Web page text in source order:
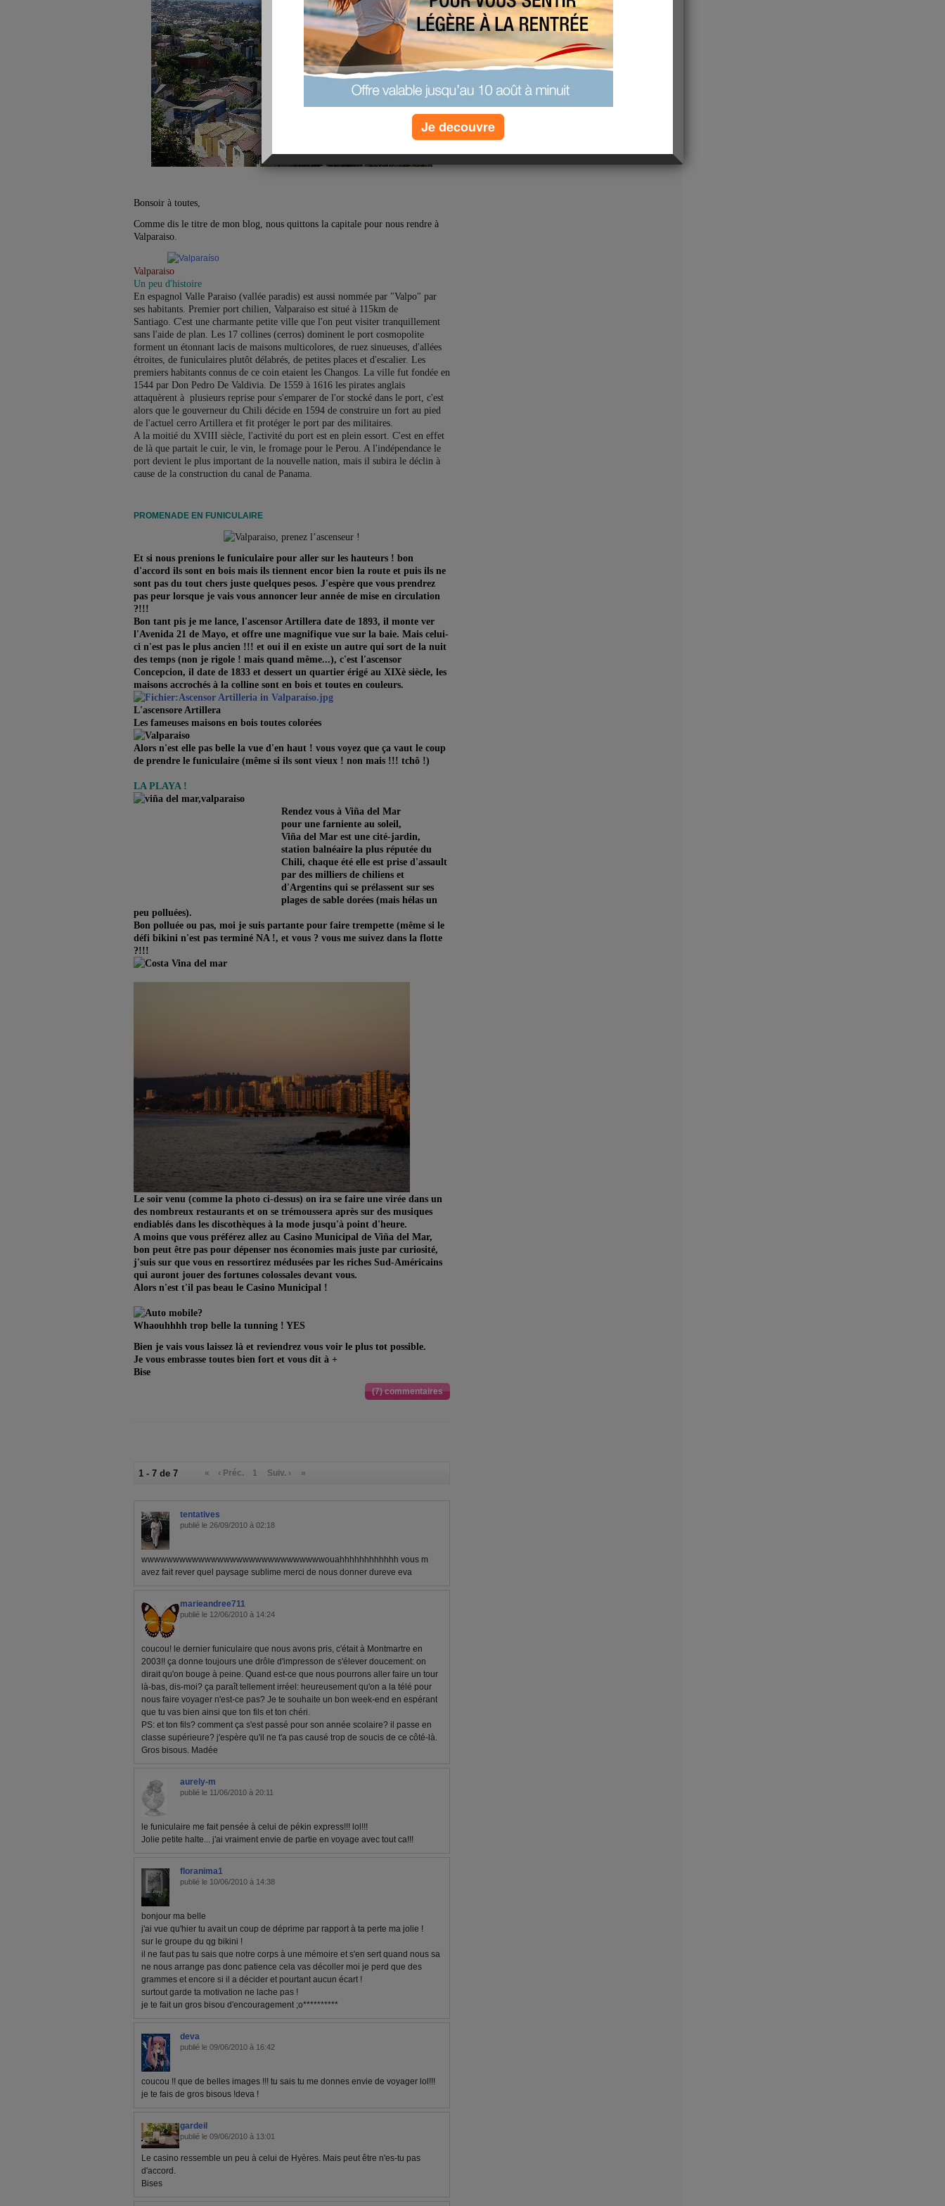
Bonsoir à toutes,
Comme dis le titre de mon blog, nous quittons la capitale pour nous rendre à
Valparaiso.
Valparaiso
Un peu d'histoire
En espagnol Valle Paraiso (vallée paradis) est aussi nommée par "Valpo" par
ses habitants. Premier port chilien, Valparaiso est situé à 115km de
Santiago. C'est une charmante petite ville que l'on peut visiter tranquillement
sans l'aide de plan. Les 17 collines (cerros) dominent le port cosmopolite
forment un étonnant lacis de maisons multicolores, de ruez sinueuses, d'allées
étroites, de funiculaires plutôt délabrés, de petites places et d'escalier. Les
premiers habitants connus de ce coin etaient les Changos. La ville fut fondée en
1544 par Don Pedro De Valdivia. De 1559 à 1616 les pirates anglais
attaquèrent à plusieurs reprise pour s'emparer de l'or stocké dans le port, c'est
alors que le gouverneur du Chili décide en 1594 de construire un fort au pied
de l'actuel cerro Artillera et fit protéger le port par des militaires.
A la moitié du XVIII siècle, l'activité du port est en plein essort. C'est en effet
de là que partait le cuir, le vin, le fromage pour le Perou. A l'indépendance le
port devient le plus important de la nouvelle nation, mais il subira le déclin à
cause de la construction du canal de Panama.
PROMENADE EN FUNICULAIRE
Et si nous prenions le funiculaire pour aller sur les hauteurs ! bon
d'accord ils sont en bois mais ils tiennent encor bien la route et puis ils ne
sont pas du tout chers juste quelques pesos. J'espère que vous prendrez
pas peur lorsque je vais vous annoncer leur année de mise en circulation
?!!!
Bon tant pis je me lance, l'ascensor Artillera date de 1893, il monte ver
l'Avenida 21 de Mayo, et offre une magnifique vue sur la baie. Mais celui-
ci n'est pas le plus ancien !!! et oui il en existe un autre qui sort de la nuit
des temps (non je rigole ! mais quand même...), c'est l'ascensor
Concepcion, il date de 1833 et dessert un quartier érigé au XIXè siècle, les
maisons accrochés à la colline sont en bois et toutes en couleurs.
L'ascensore Artillera
Les fameuses maisons en bois toutes colorées
Alors n'est elle pas belle la vue d'en haut ! vous voyez que ça vaut le coup
de prendre le funiculaire (même si ils sont vieux ! non mais !!! tchô !)
LA PLAYA !
Rendez vous à Viña del Mar
pour une farniente au soleil,
Viña del Mar est une cité-jardin,
station balnéaire la plus réputée du
Chili, chaque été elle est prise d'assault
par des milliers de chiliens et
d'Argentins qui se prélassent sur ses
plages de sable dorées (mais hélas un
peu polluées).
Bon polluée ou pas, moi je suis partante pour faire trempette (même si le
défi bikini n'est pas terminé NA !, et vous ? vous me suivez dans la flotte
?!!!
Le soir venu (comme la photo ci-dessus) on ira se faire une virée dans un
des nombreux restaurants et on se trémoussera après sur des musiques
endiablés dans les discothèques à la mode jusqu'à point d'heure.
A moins que vous préférez allez au Casino Municipal de Viña del Mar,
bon peut être pas pour dépenser nos économies mais juste par curiosité,
j'suis sur que vous en ressortirez médusées par les riches Sud-Américains
qui auront jouer des fortunes colossales devant vous.
Alors n'est t'il pas beau le Casino Municipal !
Whaouhhhh trop belle la tunning ! YES
Bien je vais vous laissez là et reviendrez vous voir le plus tot possible.
Je vous embrasse toutes bien fort et vous dit à +
Bise
(7) commentaires
1 - 7 de 7 « ‹ Préc. 1 Suiv. › »
tentatives
publié le 26/09/2010 à 02:18
wwwwwwwwwwwwwwwwwwwwwwwwwwwwwouahhhhhhhhhhhh vous m
avez fait rever quel paysage sublime merci de nous donner dureve eva
marieandree711
publié le 12/06/2010 à 14:24
coucou! le dernier funiculaire que nous avons pris, c'était à Montmartre en
2003!! ça donne toujours une drôle d'impresson de s'élever doucement: on
dirait qu'on bouge à peine. Quand est-ce que nous pourrons aller faire un tour
là-bas, dis-moi? ça paraît tellement irréel: heureusement qu'on a la télé pour
nous faire voyager n'est-ce pas? Je te souhaite un bon week-end en espérant
que tu vas bien ainsi que ton fils et ton chéri.
PS: et ton fils? comment ça s'est passé pour son année scolaire? il passe en
classe supérieure? j'espère qu'il ne t'a pas causé trop de soucis de ce côté-là.
Gros bisous. Madée
aurely-m
publié le 11/06/2010 à 20:11
le funiculaire me fait pensée à celui de pékin express!!! lol!!!
Jolie petite halte... j'ai vraiment envie de partie en voyage avec tout ca!!!
floranima1
publié le 10/06/2010 à 14:38
bonjour ma belle
j'ai vue qu'hier tu avait un coup de déprime par rapport à ta perte ma jolie !
sur le groupe du qg bikini !
il ne faut pas tu sais que notre corps à une mémoire et s'en sert quand nous sa
ne nous arrange pas donc patience cela vas décoller moi je perd que des
grammes et encore si il a décider et pourtant aucun écart !
surtout garde ta motivation ne lache pas !
je te fait un gros bisou d'encouragement ;o**********
deva
publié le 09/06/2010 à 16:42
coucou !! que de belles images !!! tu sais tu me donnes envie de voyager lol!!!
je te fais de gros bisous !deva !
gardeil
publié le 09/06/2010 à 13:01
Le casino ressemble un peu à celui de Hyères. Mais peut être n'es-tu pas
d'accord.
Bises
Je decouvre